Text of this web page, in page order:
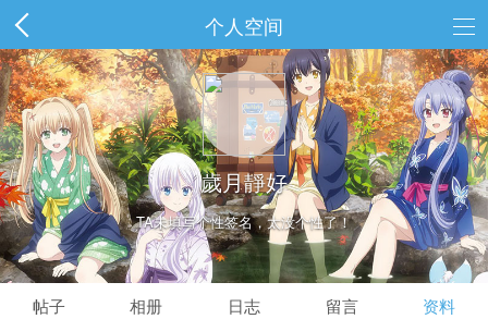
个人空间
歲月靜好
TA未填写个性签名，太没个性了！
帖子 相册 日志 留言 资料